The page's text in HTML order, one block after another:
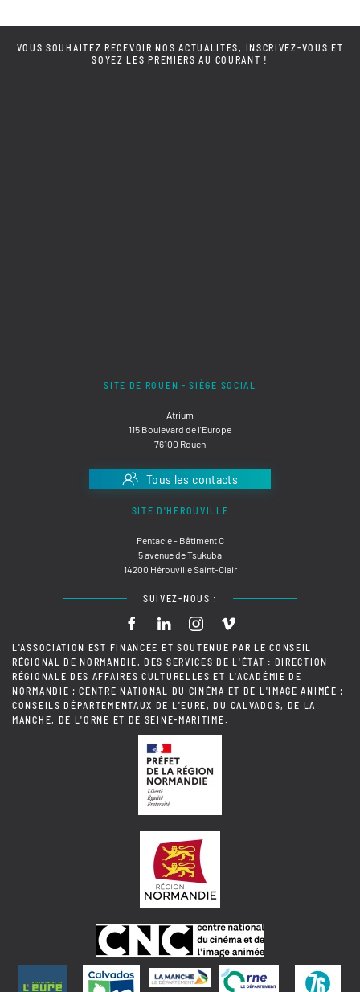
VOUS SOUHAITEZ RECEVOIR NOS ACTUALITÉS, INSCRIVEZ-VOUS ET
SOYEZ LES PREMIERS AU COURANT !
SITE DE ROUEN - SIÈGE SOCIAL
Atrium
115 Boulevard de l'Europe
76100 Rouen
Tous les contacts
SITE D'HÉROUVILLE
Pentacle - Bâtiment C
5 avenue de Tsukuba
14200 Hérouville Saint-Clair
SUIVEZ-NOUS :
L'ASSOCIATION EST FINANCÉE ET SOUTENUE PAR LE CONSEIL
RÉGIONAL DE NORMANDIE, DES SERVICES DE L'ÉTAT : DIRECTION
RÉGIONALE DES AFFAIRES CULTURELLES ET L'ACADÉMIE DE
NORMANDIE ; CENTRE NATIONAL DU CINÉMA ET DE L'IMAGE ANIMÉE ;
CONSEILS DÉPARTEMENTAUX DE L'EURE, DU CALVADOS, DE LA
MANCHE, DE L'ORNE ET DE SEINE-MARITIME.